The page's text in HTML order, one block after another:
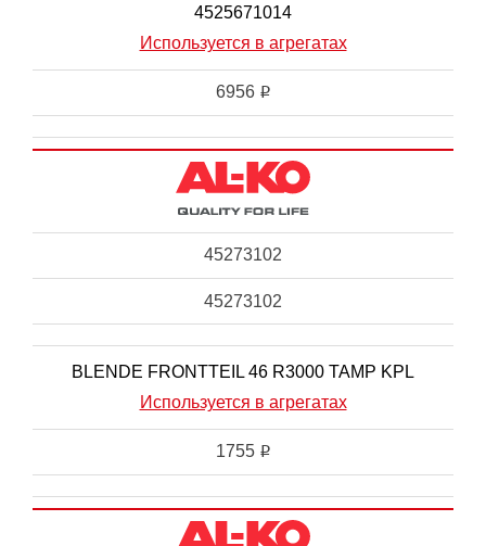
4525671014
Используется в агрегатах
6956 i
45273102
45273102
BLENDE FRONTTEIL 46 R3000 TAMP KPL
Используется в агрегатах
1755 i